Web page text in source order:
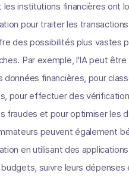
les institutions financières ont
pour traiter les
des possibilités plus vastes
Par exemple, l'IA peut être
données financières, pour
pour effectuer des
fraudes et pour optimiser les
peuvent également
en utilisant des
suivre leurs dépenses